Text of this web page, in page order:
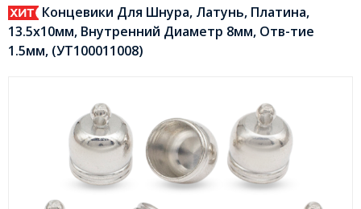
Концевики Для Шнура, Латунь, Платина,
13.5х10мм, Внутренний Диаметр 8мм, Отв-тие
1.5мм, (УТ100011008)